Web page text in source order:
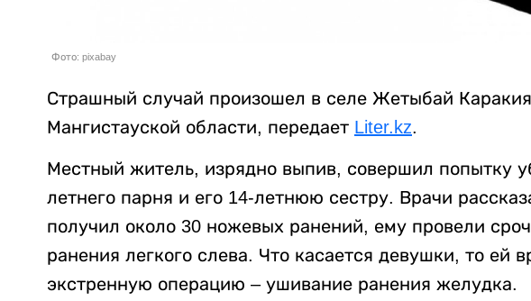
Фото: pixabay
Страшный случай произошел в селе Жетыбай
Мангистауской области, передает Liter.kz.
Местный житель, изрядно выпив, совершил попытку
летнего парня и его 14-летнюю сестру. Врачи
получил около 30 ножевых ранений, ему провели
ранения легкого слева. Что касается девушки, то ей
экстренную операцию – ушивание ранения желудка.